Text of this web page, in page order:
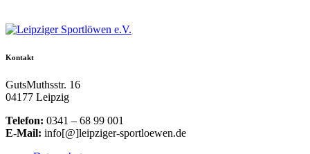
Kontakt
GutsMuthsstr. 16
04177 Leipzig
Telefon: 0341 – 68 99 001
E-Mail: info[@]leipziger-sportloewen.de